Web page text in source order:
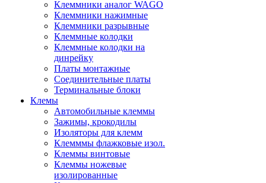
Клеммники аналог WAGO
Клеммники нажимные
Клеммники разрывные
Клеммные колодки
Клеммные колодки на
динрейку
Платы монтажные
Соединительные платы
Терминальные блоки
Клемы
Автомобильные клеммы
Зажимы, крокодилы
Изоляторы для клемм
Клемммы флажковые изол.
Клеммы винтовые
Клеммы ножевые
изолированные